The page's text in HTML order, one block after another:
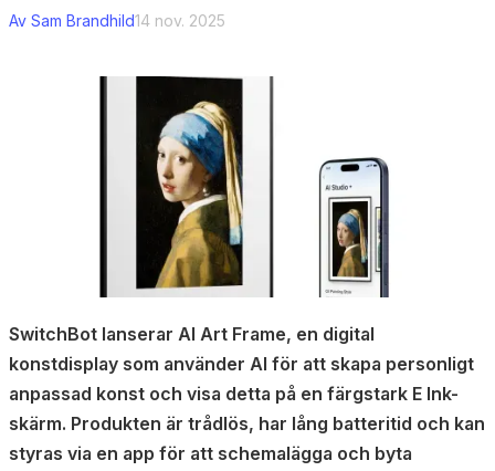
Av Sam Brandhild14 nov. 2025
SwitchBot lanserar AI Art Frame, en digital
konstdisplay som använder AI för att skapa personligt
anpassad konst och visa detta på en färgstark E Ink-
skärm. Produkten är trådlös, har lång batteritid och kan
styras via en app för att schemalägga och byta